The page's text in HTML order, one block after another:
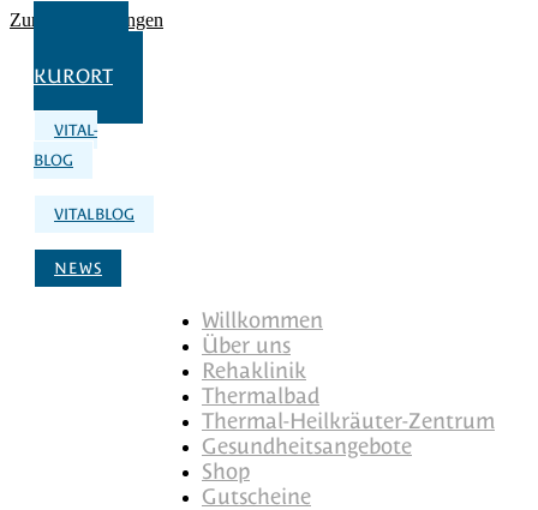
Zum Inhalt springen
KURORT
VITAL-
BLOG
VITALBLOG
NEWS
Willkommen
Über uns
Rehaklinik
Thermalbad
Thermal-Heilkräuter-Zentrum
Gesundheitsangebote
Shop
Gutscheine